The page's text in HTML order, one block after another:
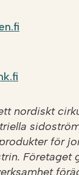
nordiskt
för
Företaget